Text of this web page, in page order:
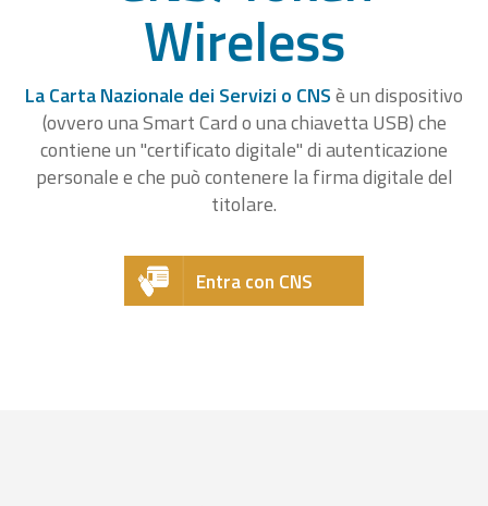
Wireless
La Carta Nazionale dei Servizi o CNSè un dispositivo
(ovvero una Smart Card o una chiavetta USB) che
contiene un "certificato digitale" di autenticazione
personale e che può contenere la firma digitale del
titolare.
Entra con CNS